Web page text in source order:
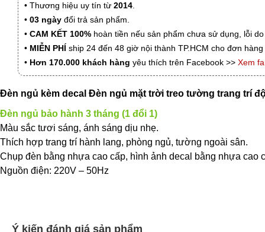
• Thương hiệu uy tín từ 2014.
• 03 ngày đổi trả sản phẩm.
• CAM KẾT 100% hoàn tiền nếu sản phẩm chưa sử dụng, lỗi
• MIỄN PHÍ ship 24 đến 48 giờ nội thành TP.HCM cho đơn
• Hơn 170.000 khách hàng yêu thích trên Facebook >> Xem
Đèn ngủ kèm decal Đèn ngủ mặt trời treo tường trang trí
Đèn ngủ bảo hành 3 tháng (1 đổi 1)
Màu sắc tươi sáng, ánh sáng dịu nhẹ.
Thích hợp trang trí hành lang, phòng ngủ, tường ngoài sân.
Chụp đèn bằng nhựa cao cấp, hình ảnh decal bằng nhựa cao
Nguồn điện: 220V – 50Hz
Ý kiến đánh giá sản phẩm